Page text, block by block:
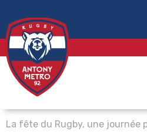
La fête du Rugby, une journée